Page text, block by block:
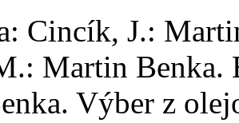
Cincík, J.:
Martin Benka.
Výber z